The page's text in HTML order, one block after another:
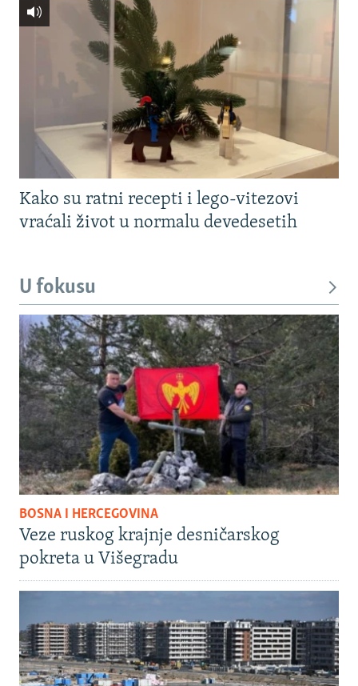
Kako su ratni recepti i lego-vitezovi
vraćali život u normalu devedesetih
U fokusu
BOSNA I HERCEGOVINA
Veze ruskog krajnje desničarskog
pokreta u Višegradu